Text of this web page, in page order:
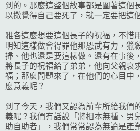
到的。那麼這整個故事都是圍著這個
以撒覺得自己要死了，就一定要把這
雅各這麼想要這個長子的祝福，不惜
明知這樣做會得罪他那恐武有力，獵
掃、他也還是要這樣做。還有在事後
將長子的祝福給了弟弟，他向父親哀
福；那麼問題來了，在他們的心目中
麼意義呢？
到了今天，我們又認為前輩所給我們
義呢？我們有話說「將相本無種、男
助自助者」，我們常常認為無論是產